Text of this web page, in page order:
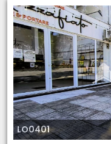
LO0401